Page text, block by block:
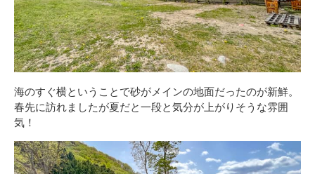
海のすぐ横ということで砂がメインの地面だったのが新鮮。
春先に訪れましたが夏だと一段と気分が上がりそうな雰囲
気！